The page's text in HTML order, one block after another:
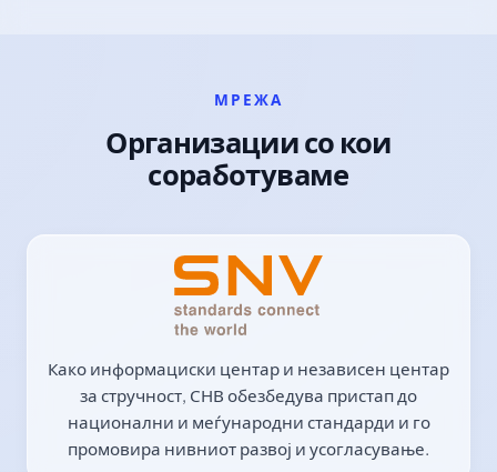
МРЕЖА
Организации со кои
соработуваме
Како информациски центар и независен центар
за стручност, СНВ обезбедува пристап до
национални и меѓународни стандарди и го
промовира нивниот развој и усогласување.